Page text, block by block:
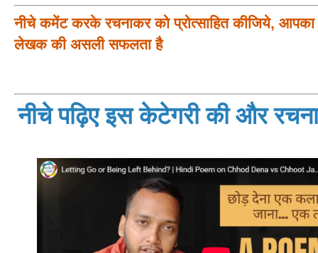
नीचे कमेंट करके रचनाकर को प्रोत्साहित कीजिये, आपका
लेखक की असली सफलता है
नीचे पढ़िए इस केटेगरी की और